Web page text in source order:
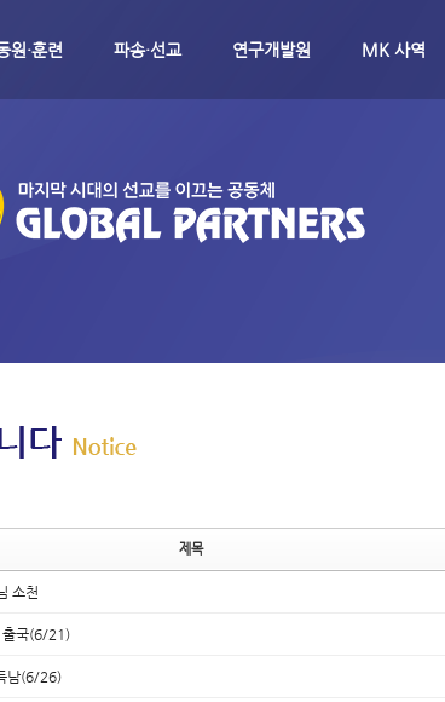
원·훈련 파송·선교 연구개발원 MK 사역
제목
소천
출국(6/21)
남(6/26)